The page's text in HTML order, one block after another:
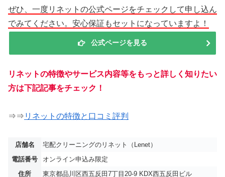
ぜひ、一度リネットの公式ページをチェックして申し込ん
でみてください。安心保証もセットになっていますよ！
公式ページを見る
リネットの特徴やサービス内容等をもっと詳しく知りたい
方は下記記事をチェック！
⇒⇒ リネットの特徴と口コミ評判
店舗名
宅配クリーニングのリネット（Lenet）
電話番号
オンライン申込み限定
住所
東京都品川区西五反田7丁目20-9 KDX西五反田ビル